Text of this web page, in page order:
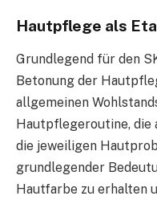
Hautpflege als
Grundlegend für den
Betonung der
allgemeinen
Hautpflegeroutine, die
die jeweiligen
grundlegender
Hautfarbe zu erhalten